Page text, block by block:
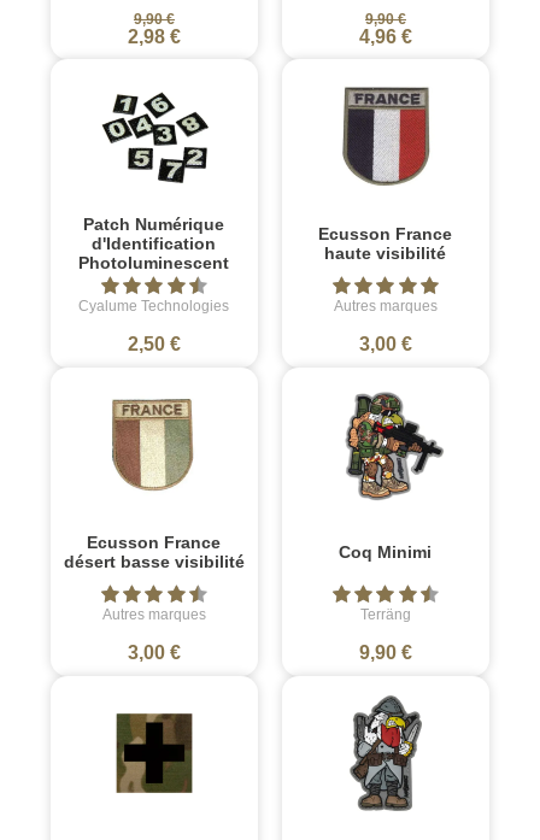
9,90 €
2,98 €
9,90 €
4,96 €
Patch Numérique
d'Identification
Photoluminescent
Cyalume Technologies
2,50 €
Ecusson France
haute visibilité
Autres marques
3,00 €
Ecusson France
désert basse visibilité
Autres marques
3,00 €
Coq Minimi
Terräng
9,90 €